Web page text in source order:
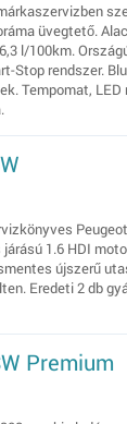
üvegtető.
l/100km.
Stop rendszer.
Tempomat, LED
1.6 HDI
újszerű
Eredeti 2 db
Premium